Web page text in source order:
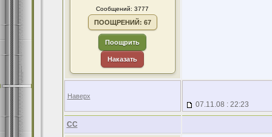
Сообщений: 3777
ПООЩРЕНИЙ: 67
Поощрить
Наказать
Наверх
07.11.08 : 22:23
CC